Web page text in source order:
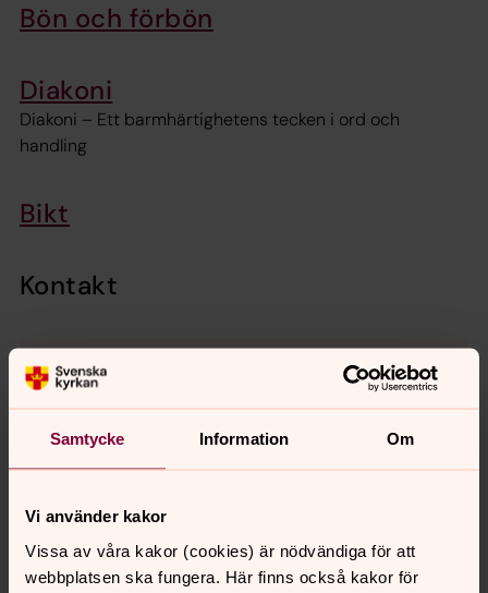
Samtycke Information Om
Vi använder kakor
Vissa av våra kakor (cookies) är nödvändiga för att
webbplatsen ska fungera. Här finns också kakor för
Bön och förbön
Diakoni
Diakoni – Ett barmhärtighetens tecken i ord och
handling
Bikt
Kontakt